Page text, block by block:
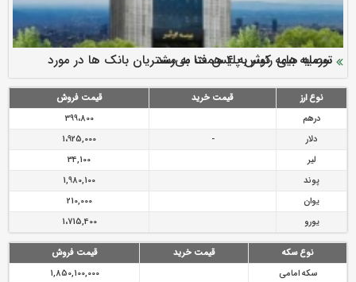
ارزش سهام عدالت بالا رفت
سرمایه بیمه کوثر به ۴ همت می‌رسد
نود ثانیه با فولاد سنگان
تقدیر دبیرکل سندیکای بیمه گران ایران از اقدامات مدیرعامل بیمه
رازی
توصیه های رئیس پلیس فتا به مشتریان بانک ها در مورد
پیشگیری از سرقت های مجازی
نوع ارز قیمت خرید
قیمت فروش
درهم
399،800
دلار
-
1،925,000
لیر
34,100
پوند
1,980,100
یوان
210,000
یورو
1،715,400
نوع سکه قیمت خرید
قیمت فروش
سکه امامی
1,850,100,000